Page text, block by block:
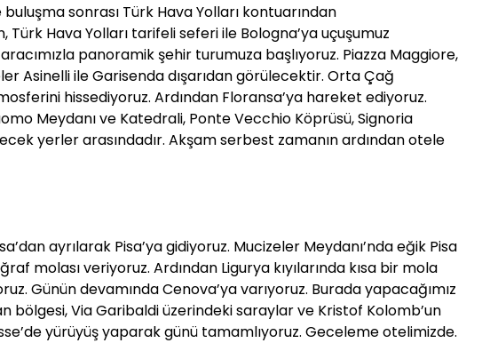
sonrası Türk Hava Yolları kontuarından
Hava Yolları tarifeli seferi ile Bologna’ya uçuşumuz
panoramik şehir turumuza başlıyoruz. Piazza Maggiore,
Asinelli ile Garisenda dışarıdan görülecektir. Orta Çağ
hissediyoruz. Ardından Floransa’ya hareket ediyoruz.
Meydanı ve Katedrali, Ponte Vecchio Köprüsü, Signoria
yerler arasındadır. Akşam serbest zamanın ardından otele
ayrılarak Pisa’ya gidiyoruz. Mucizeler Meydanı’nda eğik Pisa
molası veriyoruz. Ardından Ligurya kıyılarında kısa bir mola
Günün devamında Cenova’ya varıyoruz. Burada yapacağımız
bölgesi, Via Garibaldi üzerindeki saraylar ve Kristof Kolomb’un
yürüyüş yaparak günü tamamlıyoruz. Geceleme otelimizde.